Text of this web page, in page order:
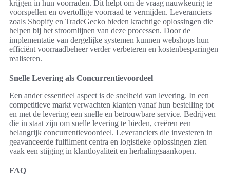
krijgen in hun voorraden. Dit helpt om de vraag nauwkeurig te
voorspellen en overtollige voorraad te vermijden. Leveranciers
zoals Shopify en TradeGecko bieden krachtige oplossingen die
helpen bij het stroomlijnen van deze processen. Door de
implementatie van dergelijke systemen kunnen webshops hun
efficiënt voorraadbeheer verder verbeteren en kostenbesparingen
realiseren.
Snelle Levering als Concurrentievoordeel
Een ander essentieel aspect is de snelheid van levering. In een
competitieve markt verwachten klanten vanaf hun bestelling tot
en met de levering een snelle en betrouwbare service. Bedrijven
die in staat zijn om snelle levering te bieden, creëren een
belangrijk concurrentievoordeel. Leveranciers die investeren in
geavanceerde fulfilment centra en logistieke oplossingen zien
vaak een stijging in klantloyaliteit en herhalingsaankopen.
FAQ